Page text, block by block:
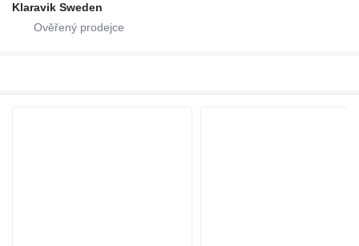
Klaravik Sweden